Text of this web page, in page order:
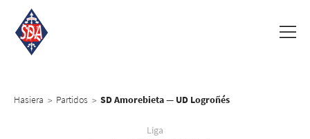
Hasiera > Partidos > SD Amorebieta — UD Logroñés
Liga